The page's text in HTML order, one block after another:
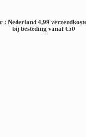
: Nederland 4,99
bij besteding vanaf €50